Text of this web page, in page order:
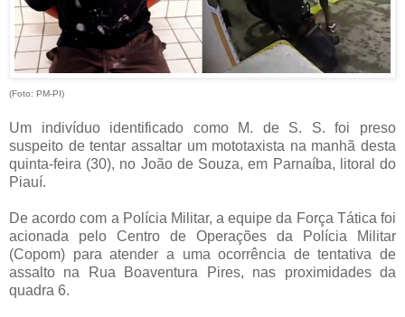
(Foto: PM-PI)
Um indivíduo identificado como M. de S. S. foi preso
suspeito de tentar assaltar um mototaxista na manhã desta
quinta-feira (30), no João de Souza, em Parnaíba, litoral do
Piauí.
De acordo com a Polícia Militar, a equipe da Força Tática foi
acionada pelo Centro de Operações da Polícia Militar
(Copom) para atender a uma ocorrência de tentativa de
assalto na Rua Boaventura Pires, nas proximidades da
quadra 6.